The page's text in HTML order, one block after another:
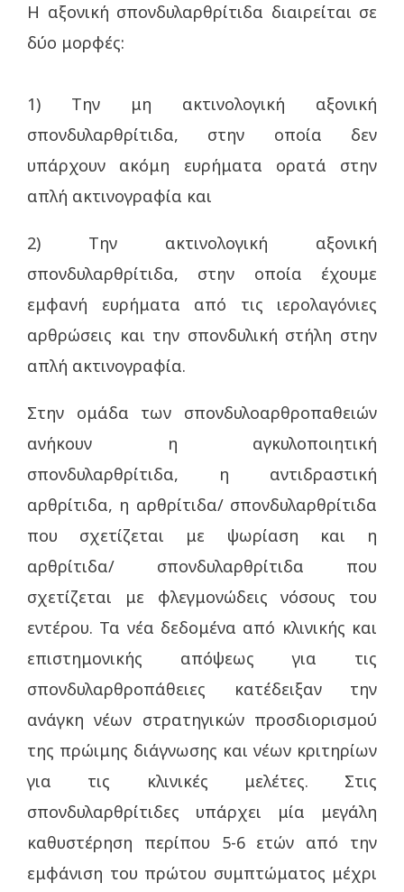
Η αξονική σπονδυλαρθρίτιδα διαιρείται σε
δύο μορφές:
1) Την μη ακτινολογική αξονική
σπονδυλαρθρίτιδα, στην οποία δεν
υπάρχουν ακόμη ευρήματα ορατά στην
απλή ακτινογραφία και
2) Την ακτινολογική αξονική
σπονδυλαρθρίτιδα, στην οποία έχουμε
εμφανή ευρήματα από τις ιερολαγόνιες
αρθρώσεις και την σπονδυλική στήλη στην
απλή ακτινογραφία.
Στην ομάδα των σπονδυλοαρθροπαθειών
ανήκουν η αγκυλοποιητική
σπονδυλαρθρίτιδα, η αντιδραστική
αρθρίτιδα, η αρθρίτιδα/ σπονδυλαρθρίτιδα
που σχετίζεται με ψωρίαση και η
αρθρίτιδα/ σπονδυλαρθρίτιδα που
σχετίζεται με φλεγμονώδεις νόσους του
εντέρου. Τα νέα δεδομένα από κλινικής και
επιστημονικής απόψεως για τις
σπονδυλαρθροπάθειες κατέδειξαν την
ανάγκη νέων στρατηγικών προσδιορισμού
της πρώιμης διάγνωσης και νέων κριτηρίων
για τις κλινικές μελέτες. Στις
σπονδυλαρθρίτιδες υπάρχει μία μεγάλη
καθυστέρηση περίπου 5-6 ετών από την
εμφάνιση του πρώτου συμπτώματος μέχρι